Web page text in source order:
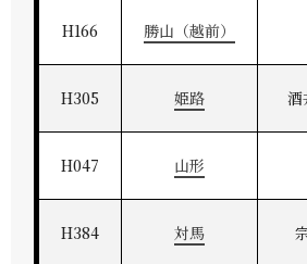
H166 勝山（越前）
H305 姫路 酒
H047 山形
H384 対馬